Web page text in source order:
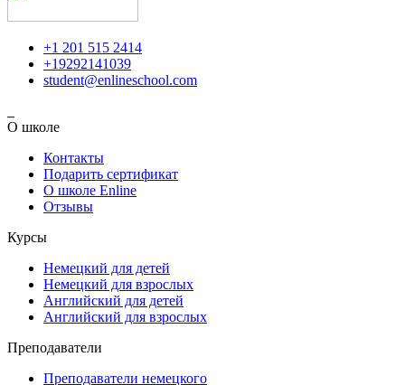
+1 201 515 2414
+19292141039
student@enlineschool.com
О школе
Контакты
Подарить сертификат
О школе Enline
Отзывы
Курсы
Немецкий для детей
Немецкий для взрослых
Английский для детей
Английский для взрослых
Преподаватели
Преподаватели немецкого